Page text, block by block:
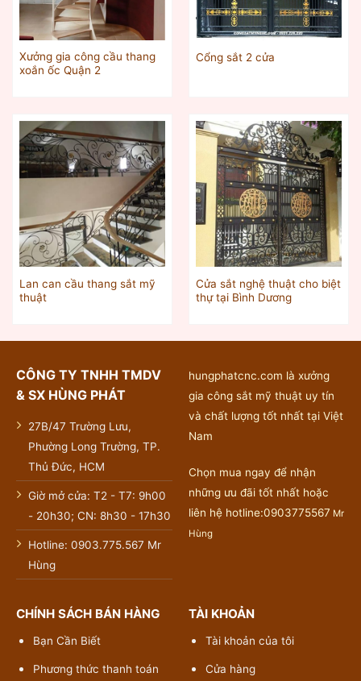
Xưởng gia công cầu thang
xoắn ốc Quận 2
Cổng sắt 2 cửa
Lan can cầu thang sắt mỹ
thuật
Cửa sắt nghệ thuật cho biệt
thự tại Bình Dương
CÔNG TY TNHH TMDV
& SX HÙNG PHÁT
27B/47 Trường Lưu,
Phường Long Trường, TP.
Thủ Đức, HCM
Giờ mở cửa: T2 - T7: 9h00
- 20h30; CN: 8h30 - 17h30
Hotline: 0903.775.567 Mr
Hùng
hungphatcnc.com là xưởng
gia công sắt mỹ thuật uy tín
và chất lượng tốt nhất tại Việt
Nam
Chọn mua ngay để nhận
những ưu đãi tốt nhất hoặc
liên hệ hotline:0903775567 Mr
Hùng
CHÍNH SÁCH BÁN HÀNG
Bạn Cần Biết
Phương thức thanh toán
TÀI KHOẢN
Tài khoản của tôi
Cửa hàng